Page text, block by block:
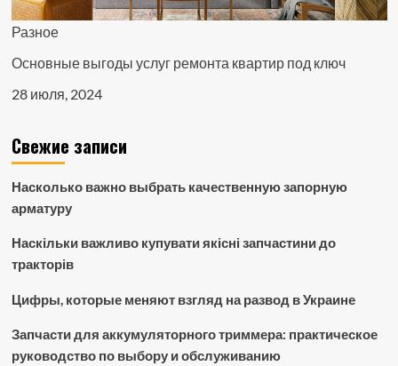
Разное
Основные выгоды услуг ремонта квартир под ключ
28 июля, 2024
Свежие записи
Насколько важно выбрать качественную запорную
арматуру
Наскільки важливо купувати якісні запчастини до
тракторів
Цифры, которые меняют взгляд на развод в Украине
Запчасти для аккумуляторного триммера: практическое
руководство по выбору и обслуживанию